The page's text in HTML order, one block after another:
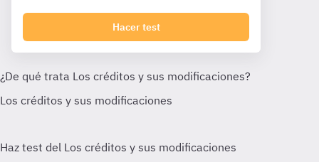
Hacer test